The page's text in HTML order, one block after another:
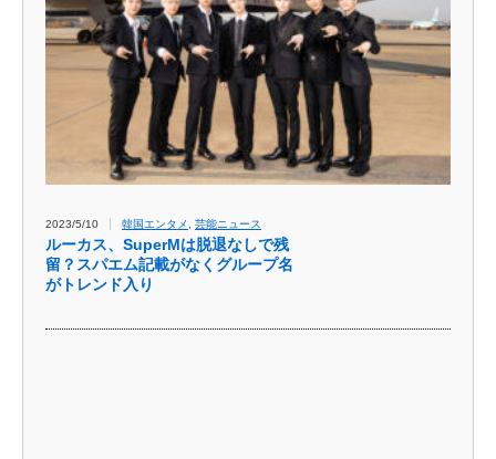
2023/5/10 韓国エンタメ 芸能ニュース
ルーカス、SuperMは脱退なしで残
留？スパエム記載がなくグループ名
がトレンド入り